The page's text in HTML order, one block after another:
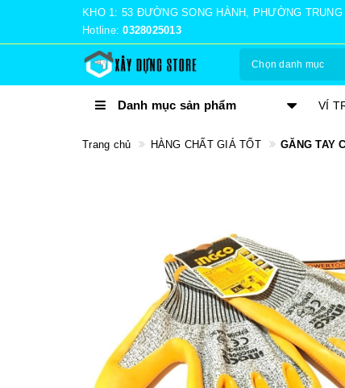
KHO 1: 53 ĐƯỜNG SONG HÀNH, PHƯỜNG
Hotline:0328025013
Chọn danh mục
Danh mục sản phẩm
TRẢ GÓP 0% VÍ
Trang chủ HÀNG CHẤT GIÁ TỐT GĂNG TAY